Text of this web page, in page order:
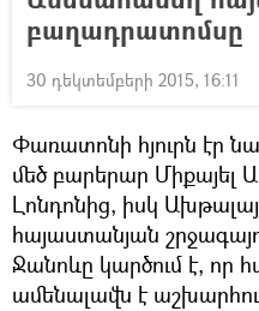
բաղադրատոմսը
30 դեկտեմբերի 2015, 16:11
Փառատոնի հյուրն էր
մեծ բարերար Միքայել
Լոնդոնից, իսկ
հայաստանյան
Ջանոևը կարծում է, որ
ամենալավն է